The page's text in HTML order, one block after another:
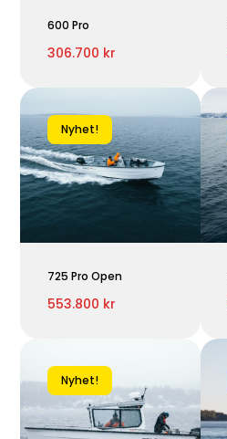
600 Pro
306.700 kr
Nyhet!
725 Pro Open
553.800 kr
Nyhet!